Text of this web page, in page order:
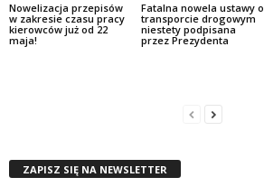
Nowelizacja przepisów
w zakresie czasu pracy
kierowców już od 22
maja!
Fatalna nowela ustawy o
transporcie drogowym
niestety podpisana
przez Prezydenta
ZAPISZ SIĘ NA NEWSLETTER